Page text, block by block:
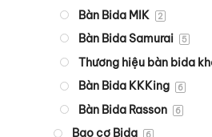
Bàn Bida MIK 2
Bàn Bida Samurai 5
Thương hiệu bàn bida
Bàn Bida KKKing 6
Bàn Bida Rasson 6
Bao cơ Bida 6